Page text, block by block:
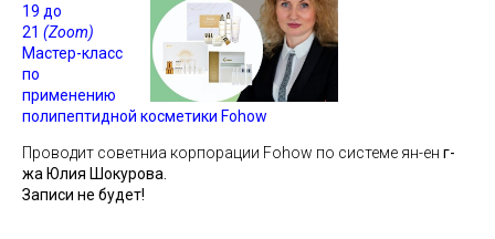
19 до
21 (Zoom)
Мастер-класс
по
применению
полипептидной косметики Fohow
Проводит советниа корпорации Fohow по системе ян-ен г-
жа Юлия Шокурова.
Записи не будет!